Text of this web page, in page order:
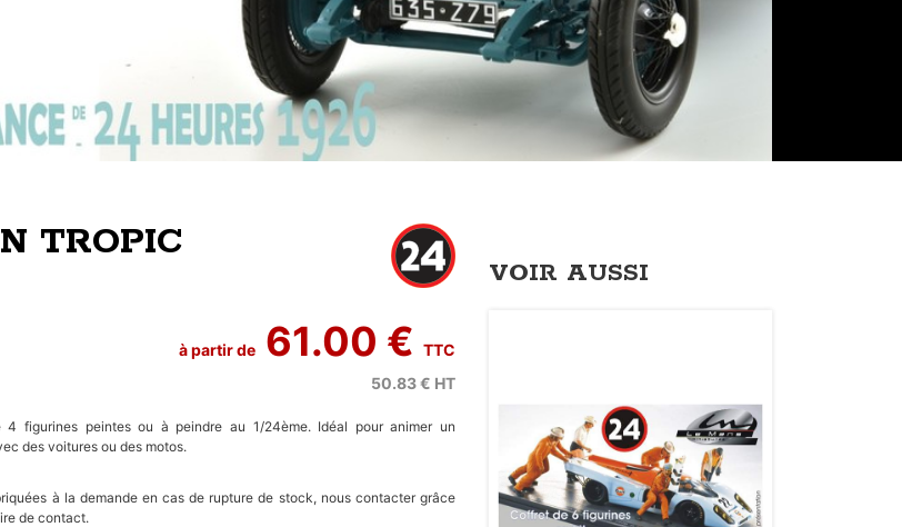
TROPIC
à partir de 61.00 € TTC
50.83 € HT
4 figurines peintes ou à peindre au 1/24ème. Idéal pour animer un
des voitures ou des motos.
à la demande en cas de rupture de stock, nous contacter grâce
de contact.
VOIR AUSSI